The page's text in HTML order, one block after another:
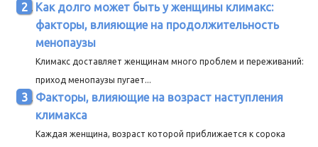
Как долго может быть у женщины климакс:
факторы, влияющие на продолжительность
менопаузы
Климакс доставляет женщинам много проблем и переживаний:
приход менопаузы пугает...
Факторы, влияющие на возраст наступления
климакса
Каждая женщина, возраст которой приближается к сорока